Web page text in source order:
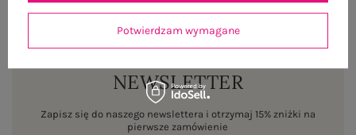
NEWSLETTER
Zapisz się do naszego newslettera i otrzymaj 15% zniżki na
pierwsze zamówienie
Potwierdzam wymagane